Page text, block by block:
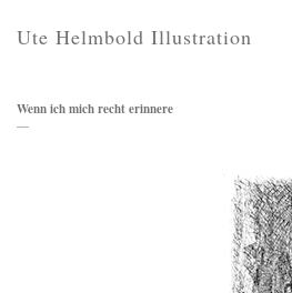
Ute Helmbold Illustration
Wenn ich mich recht erinnere
—